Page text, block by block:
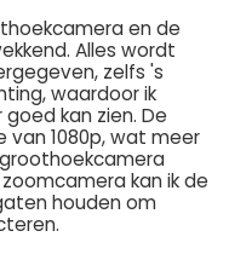
en de
Alles wordt
zelfs 's
waardoor ik
kan zien. De
1080p, wat meer
kan ik de
houden om